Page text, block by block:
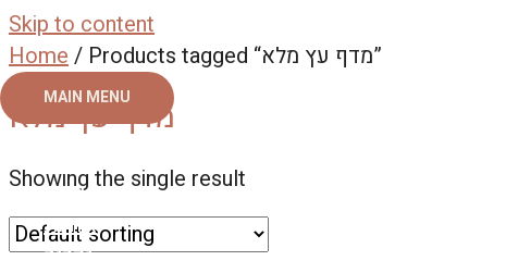
Skip to content
MAIN MENU
צור קשר
אודות
גלריה
Home / Products tagged “מדף עץ מלא”
מדף עץ מלא
Showing the single result